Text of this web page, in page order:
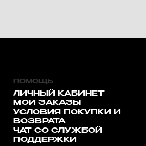
ПОМОЩЬ
ЛИЧНЫЙ КАБИНЕТ
МОИ ЗАКАЗЫ
УСЛОВИЯ ПОКУПКИ И
ВОЗВРАТА
ЧАТ СО СЛУЖБОЙ
ПОДДЕРЖКИ